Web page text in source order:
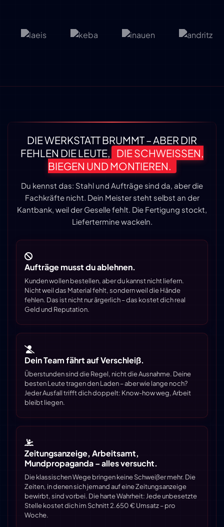
DIE WERKSTATT BRUMMT – ABER DIR
FEHLEN DIE LEUTE, DIE SCHWEISSEN, B
IEGEN UND MONTIEREN.
Du kennst das: Stahl und Aufträge sind da, aber die
Fachkräfte nicht. Dein Meister steht selbst an der
Kantbank, weil der Geselle fehlt. Die Fertigung stockt,
Liefertermine wackeln.
Aufträge musst du ablehnen.
Kunden wollen bestellen, aber du kannst nicht liefern.
Nicht weil das Material fehlt, sondern weil die Hände
fehlen. Das ist nicht nur ärgerlich – das kostet dich real
Geld und Reputation.
Dein Team fährt auf Verschleiß.
Überstunden sind die Regel, nicht die Ausnahme. Deine
besten Leute tragen den Laden – aber wie lange noch?
Jeder Ausfall trifft dich doppelt: Know-how weg, Arbeit
bleibt liegen.
Zeitungsanzeige, Arbeitsamt,
Mundpropaganda – alles versucht.
Die klassischen Wege bringen keine Schweißer mehr. Die
Zeiten, in denen sich jemand auf eine Zeitungsanzeige
bewirbt, sind vorbei. Die harte Wahrheit: Jede unbesetzte
Stelle kostet dich im Schnitt 2.650 € Umsatz – pro
Woche.